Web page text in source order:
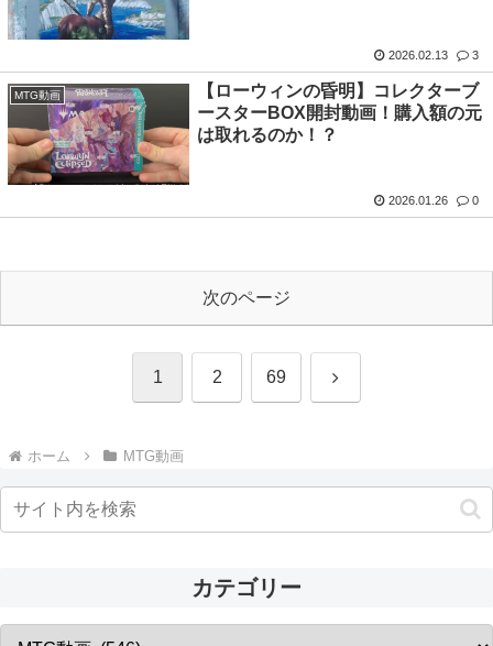
2026.02.13 3
MTG動画
【ローウィンの昏明】コレクターブ
ースターBOX開封動画！購入額の元
は取れるのか！？
2026.01.26 0
次のページ
1 2 69 次
ホーム MTG動画
カテゴリー